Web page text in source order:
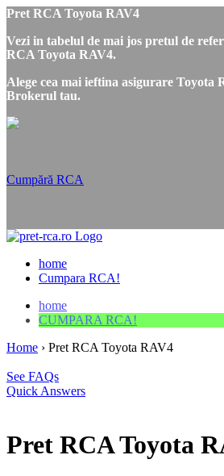
Pret RCA Toyota RAV4
Vezi in tabelul de mai jos pretul de
RCA Toyota RAV4.
Alege cea mai ieftina asigurare Toyota
Brokerul tau.
Cumpără RCA
home
Cumpara RCA!
home
CUMPARA RCA!
Home › Pret RCA Toyota RAV4
See FAQs
Quick Answers
Pret RCA Toyota